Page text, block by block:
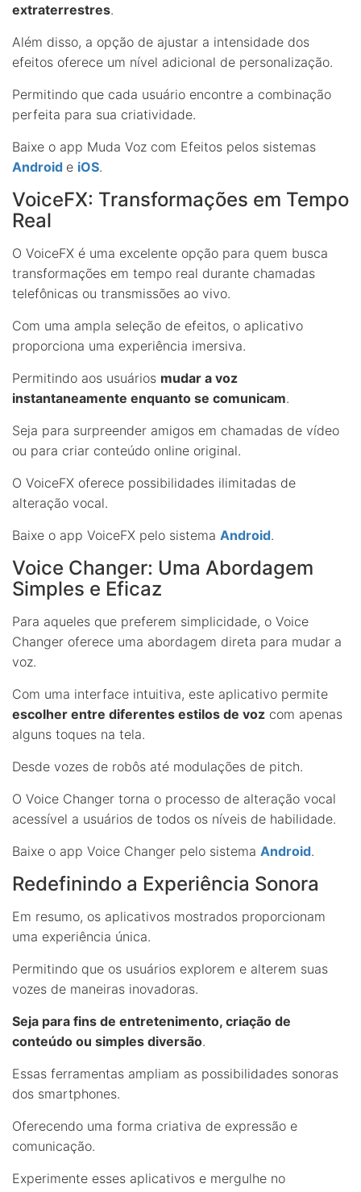
extraterrestres.
Além disso, a opção de ajustar a intensidade dos
efeitos oferece um nível adicional de personalização.
Permitindo que cada usuário encontre a combinação
perfeita para sua criatividade.
Baixe o app Muda Voz com Efeitos pelos sistemas
Android e iOS.
VoiceFX: Transformações em Tempo
Real
O VoiceFX é uma excelente opção para quem busca
transformações em tempo real durante chamadas
telefônicas ou transmissões ao vivo.
Com uma ampla seleção de efeitos, o aplicativo
proporciona uma experiência imersiva.
Permitindo aos usuários mudar a voz
instantaneamente enquanto se comunicam.
Seja para surpreender amigos em chamadas de vídeo
ou para criar conteúdo online original.
O VoiceFX oferece possibilidades ilimitadas de
alteração vocal.
Baixe o app VoiceFX pelo sistema Android.
Voice Changer: Uma Abordagem
Simples e Eficaz
Para aqueles que preferem simplicidade, o Voice
Changer oferece uma abordagem direta para mudar a
voz.
Com uma interface intuitiva, este aplicativo permite
escolher entre diferentes estilos de voz com apenas
alguns toques na tela.
Desde vozes de robôs até modulações de pitch.
O Voice Changer torna o processo de alteração vocal
acessível a usuários de todos os níveis de habilidade.
Baixe o app Voice Changer pelo sistema Android.
Redefinindo a Experiência Sonora
Em resumo, os aplicativos mostrados proporcionam
uma experiência única.
Permitindo que os usuários explorem e alterem suas
vozes de maneiras inovadoras.
Seja para fins de entretenimento, criação de
conteúdo ou simples diversão.
Essas ferramentas ampliam as possibilidades sonoras
dos smartphones.
Oferecendo uma forma criativa de expressão e
comunicação.
Experimente esses aplicativos e mergulhe no